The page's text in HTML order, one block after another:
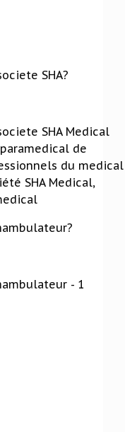
SHA?
SHA Medical
de
du medical
SHA Medical,
- 1